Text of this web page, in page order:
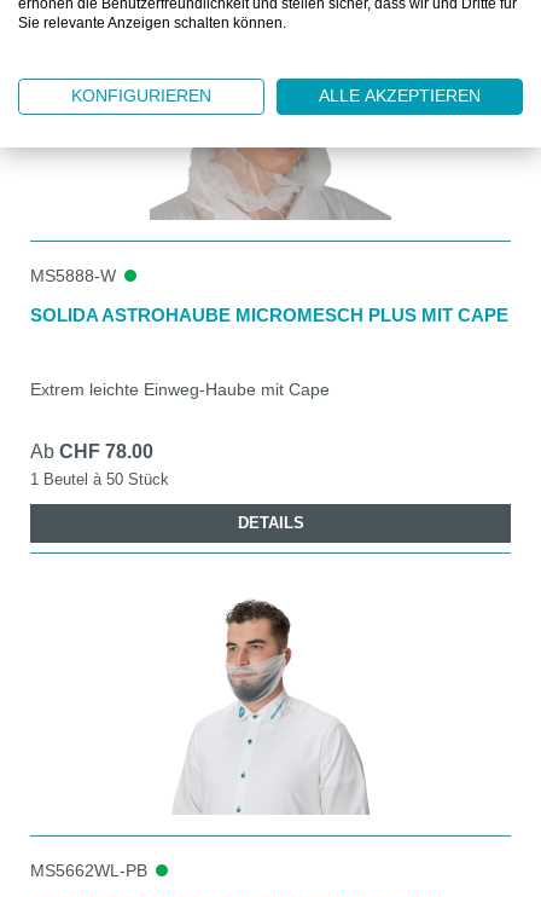
MS5888-W
SOLIDA ASTROHAUBE MICROMESCH PLUS MIT CAPE
Extrem leichte Einweg-Haube mit Cape
Ab CHF 78.00
1 Beutel à 50 Stück
DETAILS
MS5662WL-PB
erhöhen die Benutzerfreundlichkeit und stellen sicher, dass wir und Dritte für
Sie relevante Anzeigen schalten können.
KONFIGURIEREN ALLE AKZEPTIEREN